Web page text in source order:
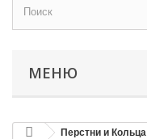
МЕНЮ
Перстни и Кольца